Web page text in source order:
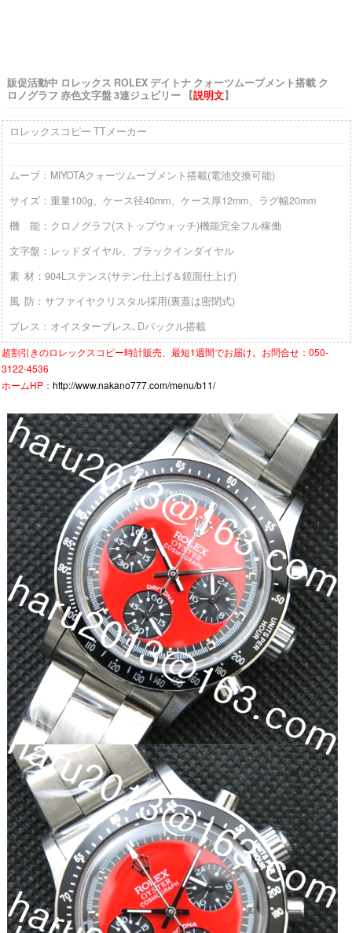
販促活動中 ロレックス ROLEX デイトナ クォーツムーブメント搭載 ク
ロノグラフ 赤色文字盤 3連ジュビリー 【説明文】
ロレックスコピー TTメーカー
ムーブ：MIYOTAクォーツムーブメント搭載(電池交換可能)
サイズ：重量100g、ケース径40mm、ケース厚12mm、ラグ幅20mm
機 能：クロノグラフ(ストップウォッチ)機能完全フル稼働
文字盤：レッドダイヤル、ブラックインダイヤル
素 材：904Lステンス(サテン仕上げ＆鏡面仕上げ)
風 防：サファイヤクリスタル採用(裏蓋は密閉式)
ブレス：オイスターブレス､Dバックル搭載
超割引きのロレックスコピー時計販売、最短1週間でお届け。お問合せ：050-
3122-4536
ホームHP： http://www.nakano777.com/menu/b11/